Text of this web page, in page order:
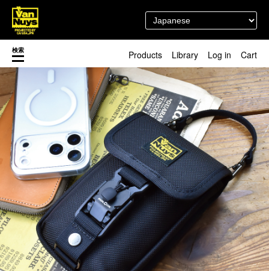
検索 Products
新着／最近発売の新商品
Pick up
マスク関連商品
カスタマイズ
新商品（BackNumber）
時計ホルダー
VN301
カスタムバッグ
デジアナ格納庫
FreeFree トート
ちょっとミリタリー
Library
渋谷店
徳島店
レディースショップ
即納ショップ
訳あり＆アウトレットShop
ブランドストーリー
スタッフブログ
閉じる
Log in Cart